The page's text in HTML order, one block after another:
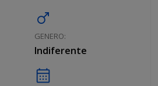
male
GENERO:
Indiferente
calendar_month